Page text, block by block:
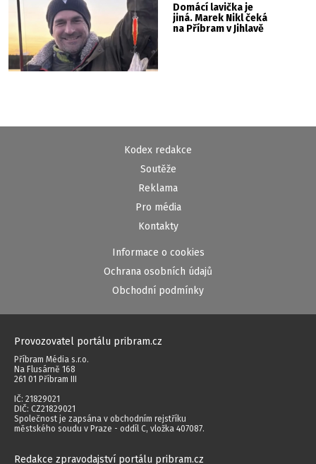
Domácí lavička je
jiná. Marek Nikl čeká
na Příbram v Jihlavě
Kodex redakce
Soutěže
Reklama
Pro média
Kontakty
Informace o cookies
Ochrana osobních údajů
Obchodní podmínky
Provozovatel portálu pribram.cz
Příbram Média s.r.o.
Na Flusárně 168
261 01 Příbram III
IČ: 21829021
DIČ: CZ21829021
Společnost je zapsána v obchodním rejstříku
městského soudu v Praze - oddíl C, vložka 407087.
Redakce zpravodajství portálu pribram.cz